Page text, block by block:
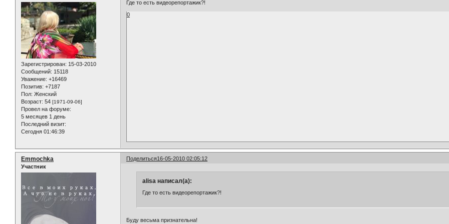
Зарегистрирован: 15-03-2010
Сообщений: 15118
Уважение: +16469
Позитив: +7187
Пол: Женский
Возраст: 54 [1971-09-06]
Провел на форуме:
5 месяцев 1 день
Последний визит:
Сегодня 01:46:39
Где то есть видеорепортажик?!
0
Поделиться16-05-2010 02:05:12
Emmochka
Участник
alisa написал(а):
Где то есть видеорепортажик?!
Буду весьма признательна!